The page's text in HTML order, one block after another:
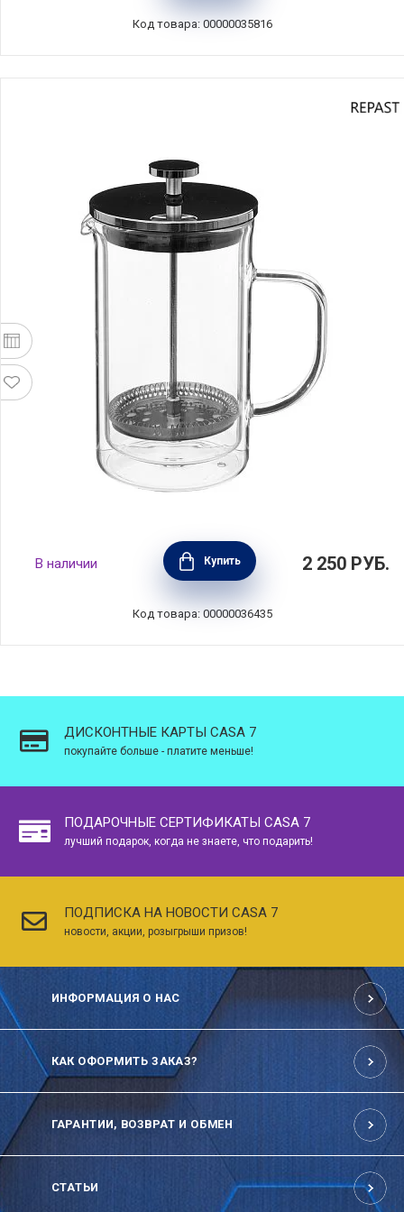
Код товара: 00000035816
Френч-пресс с двойными стенками 600 мл,
стекло, Repast, RP60938
В наличии Купить 2 250 РУБ.
Код товара: 00000036435
ДИСКОНТНЫЕ КАРТЫ CASA 7
покупайте больше - платите меньше!
ПОДАРОЧНЫЕ СЕРТИФИКАТЫ CASA 7
лучший подарок, когда не знаете, что подарить!
ПОДПИСКА НА НОВОСТИ CASA 7
новости, акции, розыгрыши призов!
ИНФОРМАЦИЯ О НАС
КАК ОФОРМИТЬ ЗАКАЗ?
ГАРАНТИИ, ВОЗВРАТ И ОБМЕН
СТАТЬИ